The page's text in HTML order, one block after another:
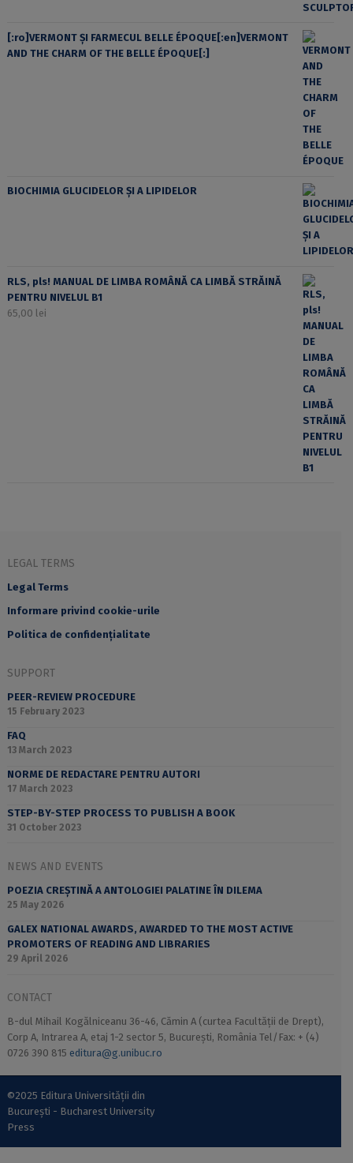
[:ro]VERMONT ȘI FARMECUL BELLE ÉPOQUE[:en]VERMONT
AND THE CHARM OF THE BELLE ÉPOQUE[:]
BIOCHIMIA GLUCIDELOR ȘI A LIPIDELOR
RLS, pls! MANUAL DE LIMBA ROMÂNĂ CA LIMBĂ STRĂINĂ
PENTRU NIVELUL B1
65,00 lei
LEGAL TERMS
Legal Terms
Informare privind cookie-urile
Politica de confidențialitate
SUPPORT
PEER-REVIEW PROCEDURE
15 February 2023
FAQ
13 March 2023
NORME DE REDACTARE PENTRU AUTORI
17 March 2023
STEP-BY-STEP PROCESS TO PUBLISH A BOOK
31 October 2023
NEWS AND EVENTS
POEZIA CREȘTINĂ A ANTOLOGIEI PALATINE ÎN DILEMA
25 May 2026
GALEX NATIONAL AWARDS, AWARDED TO THE MOST ACTIVE
PROMOTERS OF READING AND LIBRARIES
29 April 2026
CONTACT
B-dul Mihail Kogălniceanu 36-46, Cămin A (curtea Facultății de Drept),
Corp A, Intrarea A, etaj 1-2 sector 5, București, România Tel/Fax: + (4)
0726 390 815 editura@g.unibuc.ro
©2025 Editura Universității din
București - Bucharest University
Press